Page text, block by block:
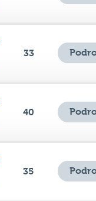
33
40
35